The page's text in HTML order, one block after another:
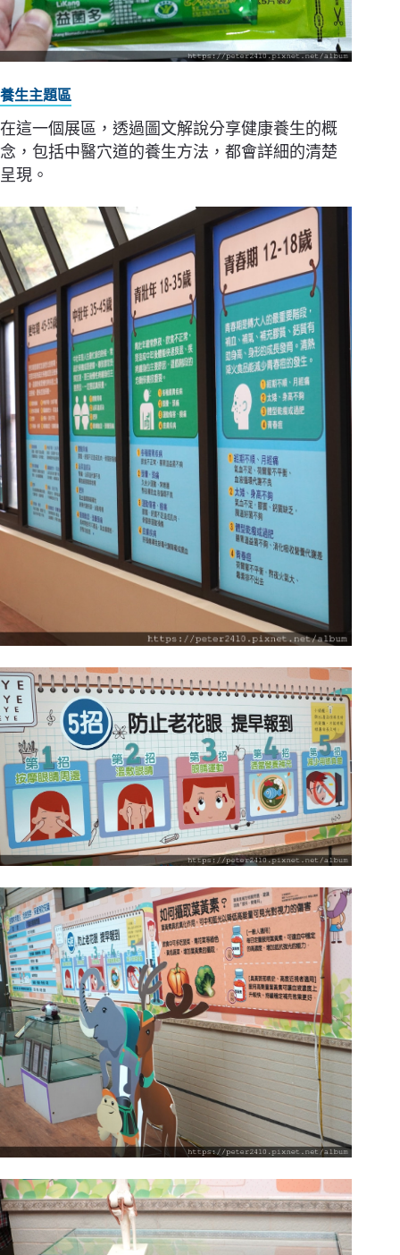
養生主題區
在這一個展區，透過圖文解說分享健康養生的概
念，包括中醫穴道的養生方法，都會詳細的清楚
呈現。